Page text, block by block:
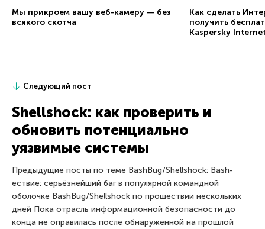
Мы прикроем вашу веб-камеру — без
всякого скотча
Как сделать
получить
Kaspersky
Следующий пост
Shellshock: как проверить и
обновить потенциально
уязвимые системы
Предыдущие посты по теме BashBug/Shellshock: Bash-
ествие: серьёзнейший баг в популярной командной
оболочке BashBug/Shellshock по прошествии нескольких
дней Пока отрасль информационной безопасности до
конца не оправилась после обнаруженной на прошлой